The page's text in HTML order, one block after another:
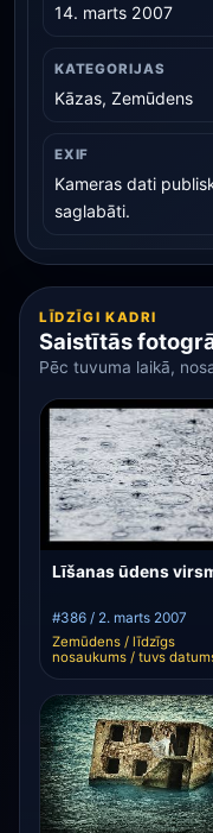
14. marts 2007
KATEGORIJAS
Kāzas, Zemūdens
EXIF
Kameras dati
saglabāti.
LĪDZĪGI KADRI
Saistītās
Pēc tuvuma laikā,
Līšanas ūdens
#386 / 2. marts 2007
Zemūdens / līdzīgs
nosaukums / tuvs